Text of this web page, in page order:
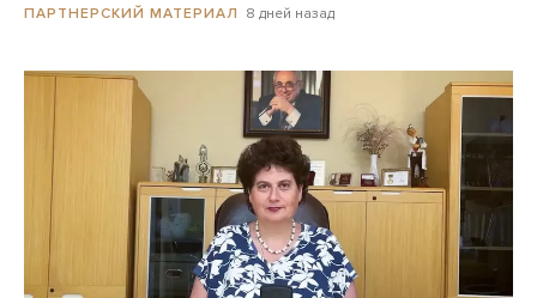
ПАРТНЕРСКИЙ МАТЕРИАЛ 8 дней назад